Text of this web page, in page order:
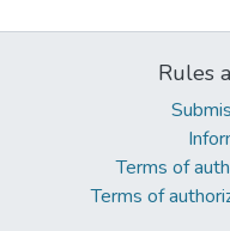
Rules
Terms of
Terms of